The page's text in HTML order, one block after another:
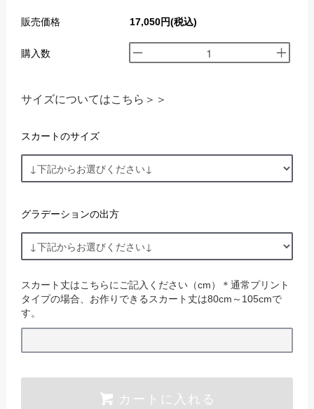
販売価格 17,050円(税込)
購入数
サイズについてはこちら＞＞
スカートのサイズ
グラデーションの出方
スカート丈はこちらにご記入ください（cm）＊通常プリント
タイプの場合、お作りできるスカート丈は80cm～105cmで
す。
カートに入れる